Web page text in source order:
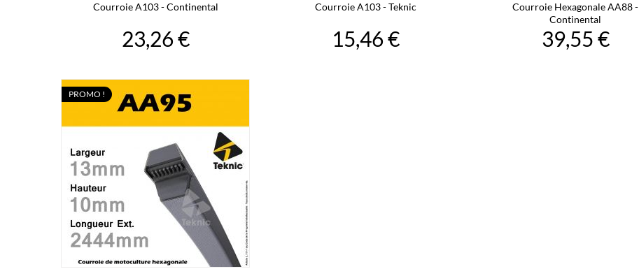
Courroie A103 - Continental
23,26 €
Courroie A103 - Teknic
15,46 €
Courroie Hexagonale AA88 -
Continental
39,55 €
PROMO !